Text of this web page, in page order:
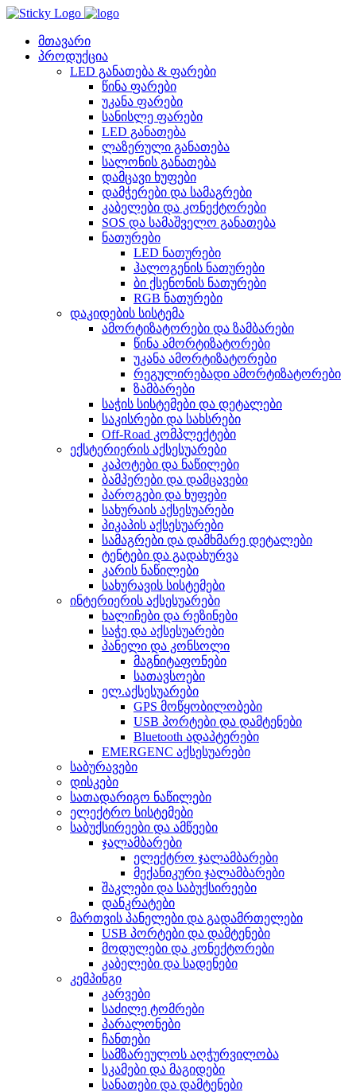
Skip
contentმთავარი
პროდუქცია
LED განათება & ფარები
წინა ფარები
უკანა ფარები
სანისლე ფარები
LED განათება
ლაზერული განათება
სალონის განათება
დამცავი ხუფები
დამჭერები და სამაგრები
კაბელები და კონექტორები
SOS და სამაშველო განათება
ნათურები
LED ნათურები
ჰალოგენის ნათურები
ბი ქსენონის ნათურები
RGB ნათურები
დაკიდების სისტემა
ამორტიზატორები და ზამბარები
წინა ამორტიზატორები
უკანა ამორტიზატორები
რეგულირებადი ამორტიზატორები
ზამბარები
საჭის სისტემები და დეტალები
საკისრები და სახსრები
Off-Road კომპლექტები
ექსტერიერის აქსესუარები
კაპოტები და ნაწილები
ბამპერები და დამცავები
პაროგები და ხუფები
სახურაის აქსესუარები
პიკაპის აქსესუარები
სამაგრები და დამხმარე დეტალები
ტენტები და გადახურვა
კარის ნაწილები
სახურავის სისტემები
ინტერიერის აქსესუარები
ხალიჩები და რეზინები
საჭე და აქსესუარები
პანელი და კონსოლი
მაგნიტაფონები
სათავსოები
ელ.აქსესუარები
GPS მოწყობილობები
USB პორტები და დამტენები
Bluetooth ადაპტერები
EMERGENC აქსესუარები
საბურავები
დისკები
სათადარიგო ნაწილები
ელექტრო სისტემები
საბუქსირეები და ამწეები
ჯალამბარები
ელექტრო ჯალამბარები
მექანიკური ჯალამბარები
შაკლები და საბუქსირეები
დანკრატები
მართვის პანელები და გადამრთელები
USB პორტები და დამტენები
მოდულები და კონექტორები
კაბელები და სადენები
კემპინგი
კარვები
საძილე ტომრები
პარალონები
ჩანთები
სამზარეულოს აღჭურვილობა
სკამები და მაგიდები
სანათები და დამტენები